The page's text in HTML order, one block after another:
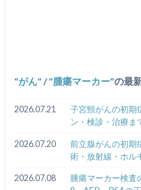
がん / 腫瘍マーカー の最
2026.07.21
子宮頸がんの初期
ン・検診・治療ま
2026.07.20
前立腺がんの初期
術・放射線・ホル
2026.07.08
腫瘍マーカー検査